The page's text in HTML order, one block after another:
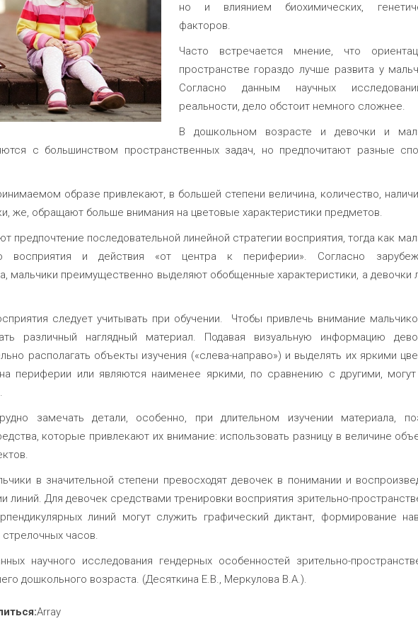
но и влиянием биохимических,
факторов.
Часто встречается мнение, что
пространстве гораздо лучше развита у
Согласно данным научных
реальности, дело обстоит немного сложнее.
В дошкольном возрасте и девочки и
с большинством пространственных задач, но предпочитают разные
образе привлекают, в большей степени величина, количество,
же, обращают больше внимания на цветовые характеристики предметов.
предпочтение последовательной линейной стратегии восприятия, тогда как
восприятия и действия «от центра к периферии». Согласно
мальчики преимущественно выделяют обобщенные характеристики, а девочки
следует учитывать при обучении. Чтобы привлечь внимание
различный наглядный материал. Подавая визуальную информацию
располагать объекты изучения («слева-направо») и выделять их яркими
периферии или являются наименее яркими, по сравнению с другими,
замечать детали, особенно, при длительном изучении материала,
которые привлекают их внимание: использовать разницу в величине
в значительной степени превосходят девочек в понимании и
линий. Для девочек средствами тренировки восприятия зрительно-
линий могут служить графический диктант, формирование
часов.
научного исследования гендерных особенностей зрительно-
дошкольного возраста. (Десяткина Е.В., Меркулова В.А.).
Array